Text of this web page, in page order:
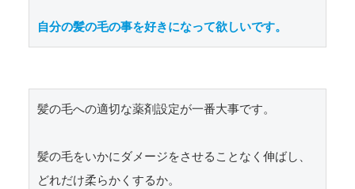
自分の髪の毛の事を好きになって欲しいです。
髪の毛への適切な薬剤設定が一番大事です。
髪の毛をいかにダメージをさせることなく伸ばし、
どれだけ柔らかくするか。